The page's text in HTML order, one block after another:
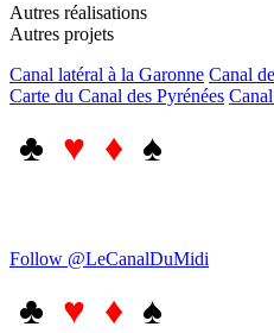
Autres réalisations
Autres projets
Canal latéral à la Garonne Canal
Carte du Canal des Pyrénées
♣ ♥ ♦ ♠
Follow @LeCanalDuMidi
♣ ♥ ♦ ♠